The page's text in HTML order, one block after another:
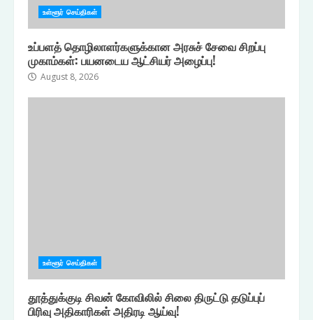
உள்ளூர் செய்திகள்
உப்பளத் தொழிலாளர்களுக்கான அரசுச் சேவை சிறப்பு
முகாம்கள்: பயனடைய ஆட்சியர் அழைப்பு!
August 8, 2026
உள்ளூர் செய்திகள்
தூத்துக்குடி சிவன் கோவிலில் சிலை திருட்டு தடுப்புப்
பிரிவு அதிகாரிகள் அதிரடி ஆய்வு!